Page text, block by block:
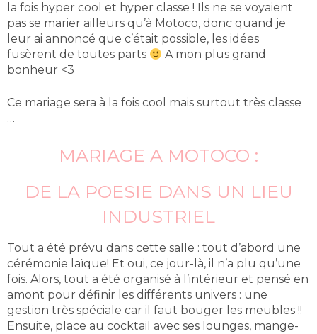
la fois hyper cool et hyper classe ! Ils ne se voyaient
pas se marier ailleurs qu’à Motoco, donc quand je
leur ai annoncé que c’était possible, les idées
fusèrent de toutes parts
A mon plus grand
bonheur <3
Ce mariage sera à la fois cool mais surtout très classe
…
MARIAGE A MOTOCO :
DE LA POESIE DANS UN LIEU
INDUSTRIEL
Tout a été prévu dans cette salle : tout d’abord une
cérémonie laïque! Et oui, ce jour-là, il n’a plu qu’une
fois. Alors, tout a été organisé à l’intérieur et pensé en
amont pour définir les différents univers : une
gestion très spéciale car il faut bouger les meubles !!
Ensuite, place au cocktail avec ses lounges, mange-